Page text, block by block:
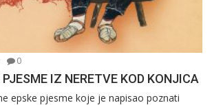
0
PJESME IZ NERETVE KOD KONJICA
epske pjesme koje je napisao poznati